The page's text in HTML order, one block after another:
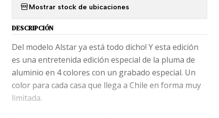
Mostrar stock de ubicaciones
DESCRIPCIÓN
Del modelo Alstar ya está todo dicho! Y esta edición
es una entretenida edición especial de la pluma de
aluminio en 4 colores con un grabado especial. Un
color para cada casa que llega a Chile en forma muy
limitada.